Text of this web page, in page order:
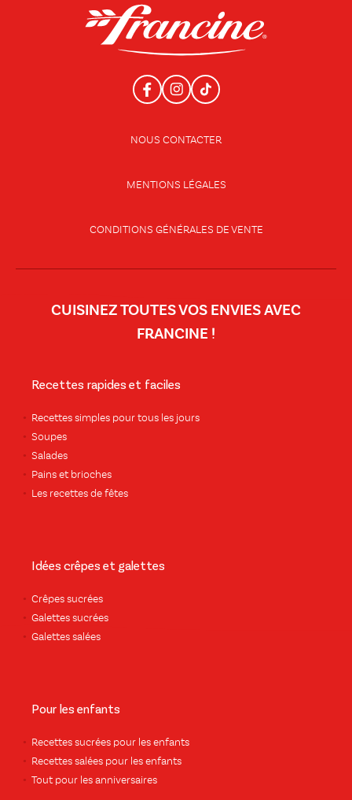
NOUS CONTACTER
MENTIONS LÉGALES
CONDITIONS GÉNÉRALES DE VENTE
CUISINEZ TOUTES VOS ENVIES AVEC
FRANCINE !
Recettes rapides et faciles
Recettes simples pour tous les jours
Soupes
Salades
Pains et brioches
Les recettes de fêtes
Idées crêpes et galettes
Crêpes sucrées
Galettes sucrées
Galettes salées
Pour les enfants
Recettes sucrées pour les enfants
Recettes salées pour les enfants
Tout pour les anniversaires